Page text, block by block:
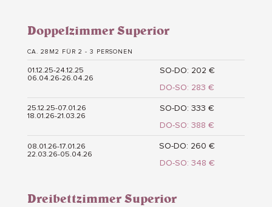
Doppelzimmer Superior
CA. 28M2 FÜR 2 - 3 PERSONEN
01.12.25-24.12.25
06.04.26-26.04.26
SO-DO: 202 €
DO-SO: 283 €
25.12.25-07.01.26
18.01.26-21.03.26
SO-DO: 333 €
DO-SO: 388 €
08.01.26-17.01.26
22.03.26-05.04.26
SO-DO: 260 €
DO-SO: 348 €
Dreibettzimmer Superior